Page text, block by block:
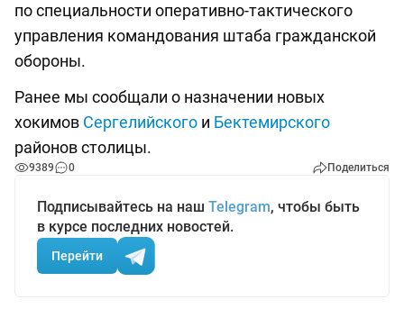
по специальности оперативно-тактического
управления командования штаба гражданской
обороны.
Ранее мы сообщали о назначении новых
хокимов Сергелийского и Бектемирского
районов столицы.
9389 0 Поделиться
Подписывайтесь на наш Telegram, чтобы быть
в курсе последних новостей.
Перейти